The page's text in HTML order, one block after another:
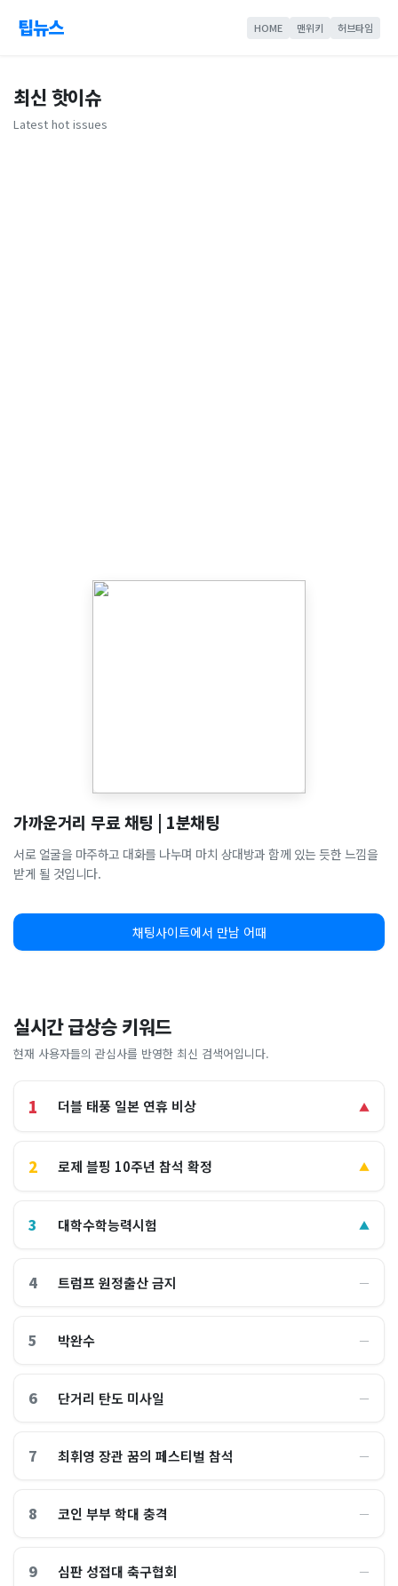
팁뉴스 HOME 맨위키 허브타임
최신 핫이슈
Latest hot issues
가까운거리 무료 채팅 | 1분채팅
서로 얼굴을 마주하고 대화를 나누며 마치 상대방과 함께 있는 듯한 느낌을
받게 될 것입니다.
채팅사이트에서 만남 어때
실시간 급상승 키워드
현재 사용자들의 관심사를 반영한 최신 검색어입니다.
1 더블 태풍 일본 연휴 비상 ▲
2 로제 블핑 10주년 참석 확정 ▲
3 대학수학능력시험 ▲
4 트럼프 원정출산 금지 ―
5 박완수 ―
6 단거리 탄도 미사일 ―
7 최휘영 장관 꿈의 페스티벌 참석 ―
8 코인 부부 학대 충격 ―
9 심판 성접대 축구협회 ―